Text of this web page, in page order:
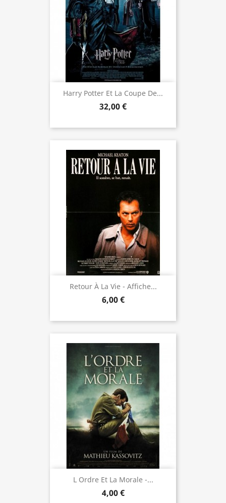
Harry Potter Et La Coupe De...
32,00 €
Retour À La Vie - Affiche...
6,00 €
L Ordre Et La Morale -...
4,00 €